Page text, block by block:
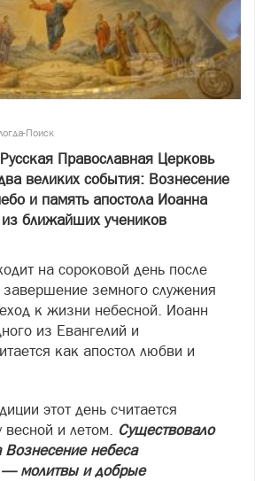
Поиск
Православная Церковь
великих события: Вознесение
и память апостола Иоанна
ближайших учеников
на сороковой день после
завершение земного служения
к жизни небесной. Иоанн
из Евангелий и
как апостол любви и
этот день считается
и летом. Существовало
Вознесение небеса
— молитвы и добрые